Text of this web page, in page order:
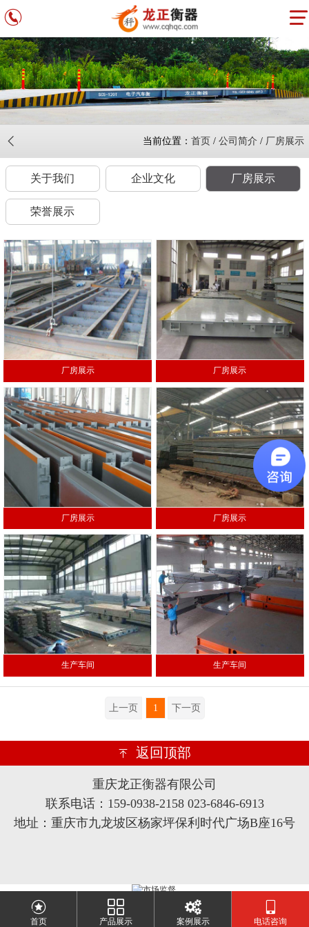
当前位置： 首页 / 公司简介 / 厂房展示
关于我们 企业文化 厂房展示
荣誉展示
厂房展示 厂房展示
厂房展示 厂房展示
生产车间 生产车间
上一页 1 下一页
返回顶部
重庆龙正衡器有限公司
联系电话：159-0938-2158 023-6846-6913
地址：重庆市九龙坡区杨家坪保利时代广场B座16号
首页 产品展示 案例展示 电话咨询